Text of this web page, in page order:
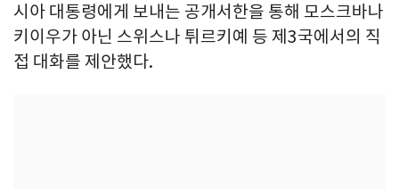
시아 대통령에게 보내는 공개서한을 통해 모스크바나
키이우가 아닌 스위스나 튀르키예 등 제3국에서의 직
접 대화를 제안했다.